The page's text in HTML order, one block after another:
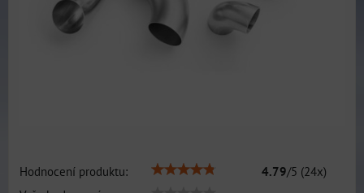
Hodnocení produktu: 4.79/5 (24x)